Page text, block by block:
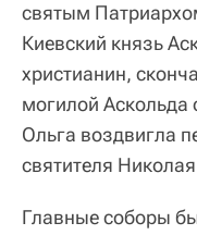
святым
Киевский князь
христианин,
могилой Аскольда
Ольга воздвигла
святителя
Главные соборы